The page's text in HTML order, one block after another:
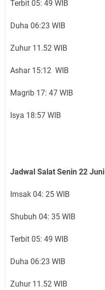
Terbit 05: 49 WIB
Duha 06:23 WIB
Zuhur 11.52 WIB
Ashar 15:12 WIB
Magrib 17: 47 WIB
Isya 18:57 WIB
Jadwal Salat Senin 22 Juni
Imsak 04: 25 WIB
Shubuh 04: 35 WIB
Terbit 05: 49 WIB
Duha 06:23 WIB
Zuhur 11.52 WIB